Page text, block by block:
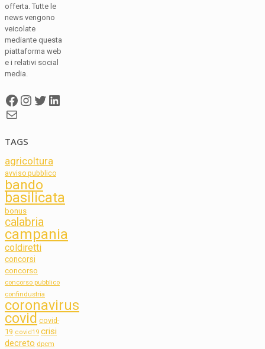
offerta. Tutte le
news vengono
veicolate
mediante questa
piattaforma web
e i relativi social
media.
Facebook
Instagram
Twitter
LinkedIn
Mail
TAGS
agricoltura
avviso pubblico
bando
basilicata
bonus
calabria
campania
coldiretti
concorsi
concorso
concorso pubblico
confindustria
coronavirus
covid covid-
19 covid19 crisi
decreto dpcm